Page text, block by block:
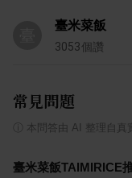
臺米菜飯
3053個讚
常見問題
本問答由 AI 整理自真
臺米菜飯TAIMIRICE